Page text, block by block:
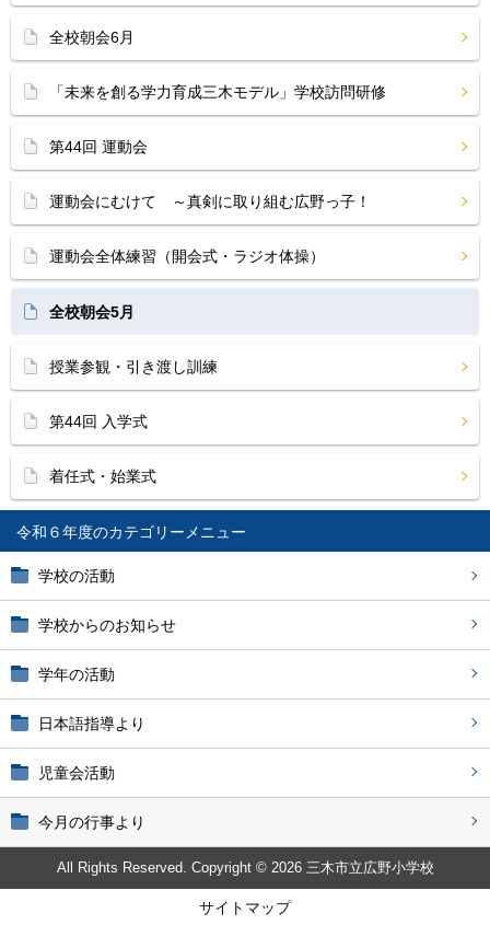
令和６年度
学校の活動
学校からのお知らせ
学年の活動
日本語指導より
児童会活動
今月の行事より
全校朝会6月
「未来を創る学力育成三木モデル」学校訪問研修
第44回 運動会
運動会にむけて ～真剣に取り組む広野っ子！
運動会全体練習（開会式・ラジオ体操）
全校朝会5月
授業参観・引き渡し訓練
第44回 入学式
着任式・始業式
All Rights Reserved. Copyright © 2026 三木市立広野小学校
サイトマップ